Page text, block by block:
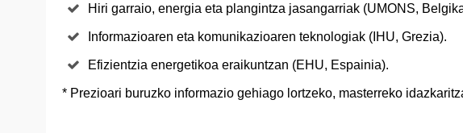
Hiri garraio, energia eta plangintza jasangarriak (UMONS,
Informazioaren eta komunikazioaren teknologiak (IHU, Grezia).
Efizientzia energetikoa eraikuntzan (EHU, Espainia).
* Prezioari buruzko informazio gehiago lortzeko, masterreko